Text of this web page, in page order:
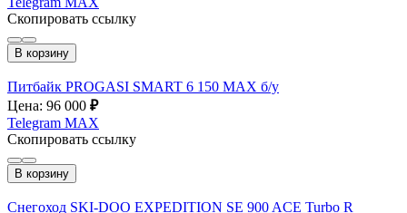
Скопировать ссылку
В корзину
Питбайк PROGASI SMART 6 150 MAX б/у
Цена: 96 000 ₽
Telegram MAX
Скопировать ссылку
В корзину
Снегоход SKI-DOO EXPEDITION SE 900 ACE Turbo R